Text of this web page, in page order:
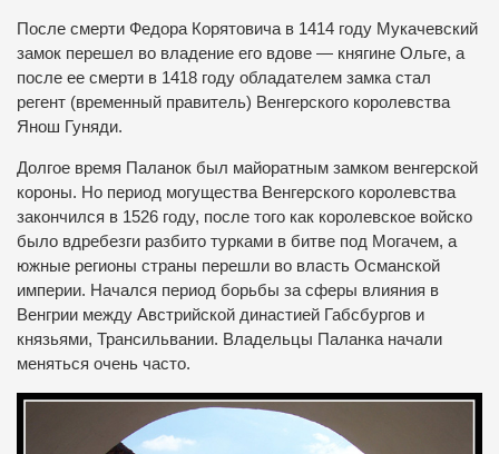
После смерти Федора Корятовича в 1414 году Мукачевский
замок перешел во владение его вдове — княгине Ольге, а
после ее смерти в 1418 году обладателем замка стал
регент (временный правитель) Венгерского королевства
Янош Гуняди.
Долгое время Паланок был майоратным замком венгерской
короны. Но период могущества Венгерского королевства
закончился в 1526 году, после того как королевское войско
было вдребезги разбито турками в битве под Могачем, а
южные регионы страны перешли во власть Османской
империи. Начался период борьбы за сферы влияния в
Венгрии между Австрийской династией Габсбургов и
князьями, Трансильвании. Владельцы Паланка начали
меняться очень часто.